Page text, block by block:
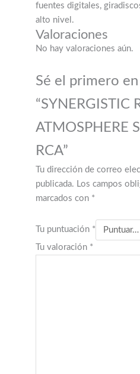
fuentes digitales,
alto nivel.
Valoraciones
No hay valoraciones aún.
Sé el primero
“SYNERGISTIC
ATMOSPHERE
RCA”
Tu dirección de correo
publicada. Los campos
marcados con *
Tu puntuación *
Tu valoración *